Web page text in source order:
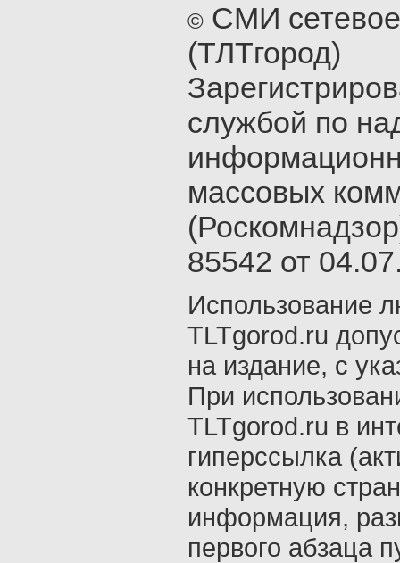
© СМИ
(ТЛТгород)
службой по
массовых
85542 от
Использование
TLTgorod.ru
на издание, с
При
TLTgorod.ru в
гиперссылка
конкретную
информация,
первого абзаца